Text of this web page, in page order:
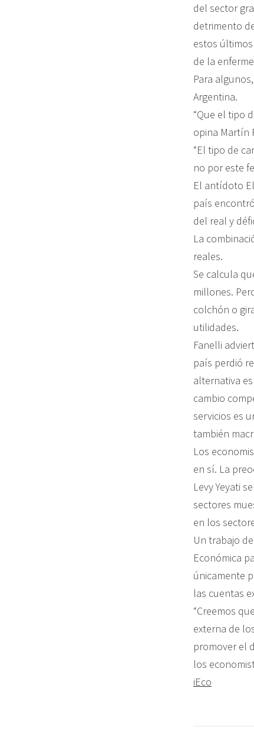
del sector
detrimento
estos
de la
Para
Argentina.
“Que el tipo
opina Martín
“El tipo de
no por este
El antídoto
país
del real y
La
reales.
Se calcula
millones.
colchón o
utilidades.
Fanelli
país perdió
alternativa
cambio
servicios es
también
Los
en sí. La
Levy Yeyati
sectores
en los
Un trabajo
Económica
únicamente
las cuentas
“Creemos
externa de
promover el
los
iEco